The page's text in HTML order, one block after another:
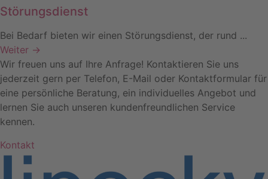
Störungsdienst
Bei Bedarf bieten wir einen Störungsdienst, der rund ...
Weiter →
Wir freuen uns auf Ihre Anfrage! Kontaktieren Sie uns
jederzeit gern per Telefon, E-Mail oder Kontaktformular für
eine persönliche Beratung, ein individuelles Angebot und
lernen Sie auch unseren kundenfreundlichen Service
kennen.
Kontakt